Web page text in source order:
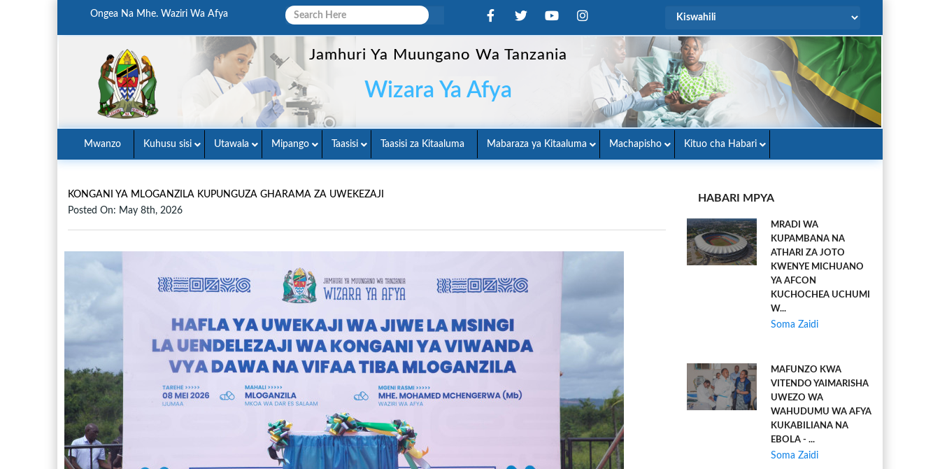
Ongea Na Mhe. Waziri Wa Afya
Jamhuri Ya Muungano Wa Tanzania
Wizara Ya Afya
Mwanzo Kuhusu sisi Utawala Mipango Taasisi Taasisi za Kitaaluma Mabaraza ya Kitaaluma Machapisho Kituo cha Habari
KONGANI YA MLOGANZILA KUPUNGUZA GHARAMA ZA UWEKEZAJI
Posted On: May 8th, 2026
HABARI MPYA
MRADI WA
KUPAMBANA NA
ATHARI ZA JOTO
KWENYE MICHUANO
YA AFCON
KUCHOCHEA UCHUMI
W...
Soma Zaidi
MAFUNZO KWA
VITENDO YAIMARISHA
UWEZO WA
WAHUDUMU WA AFYA
KUKABILIANA NA
EBOLA - ...
Soma Zaidi